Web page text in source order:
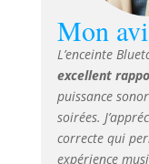
Mon
L’enceinte
excellent
puissance
soirées.
correcte qui
expérience